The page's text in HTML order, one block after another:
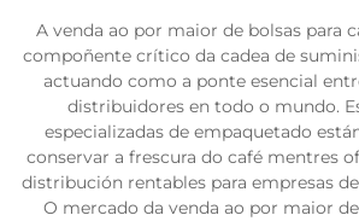
A venda ao por maior de bolsas para
compoñente crítico da cadea de
actuando como a ponte esencial
distribuidores en todo o mundo.
especializadas de empaquetado
conservar a frescura do café mentres
distribución rentables para empresas
O mercado da venda ao por maior